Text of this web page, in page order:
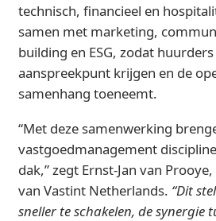
technisch, financieel en
samen met marketing,
building en ESG, zodat
aanspreekpunt krijgen en de
samenhang toeneemt.
“Met deze samenwerking
vastgoedmanagement
dak,” zegt Ernst-Jan van
van Vastint Netherlands. “Dit
sneller te schakelen, de synergie